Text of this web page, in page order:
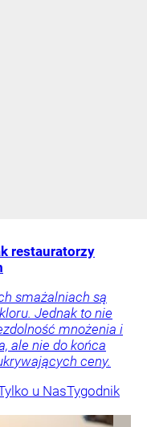
restauratorzy
smażalniach są
Jednak to nie
mnożenia i
ale nie do końca
ceny.
u NasTygodnik